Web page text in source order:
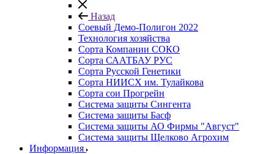
Назад
Соевый Демо-Полигон 2022
Технология хозяйства
Сорта Компании СОКО
Сорта СААТБАУ РУС
Сорта Русской Генетики
Сорта НИИСХ им. Тулайкова
Сорта сои Прогрейн
Система защиты Сингента
Система защиты Басф
Система защиты АО Фирмы "Август"
Система защиты Щелково Агрохим
Информация